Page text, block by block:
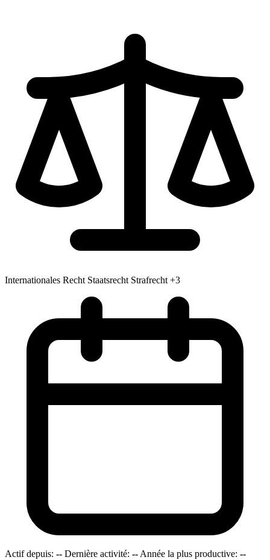
Internationales Recht Staatsrecht Strafrecht +3
Actif depuis: -- Dernière activité: -- Année la plus productive: --